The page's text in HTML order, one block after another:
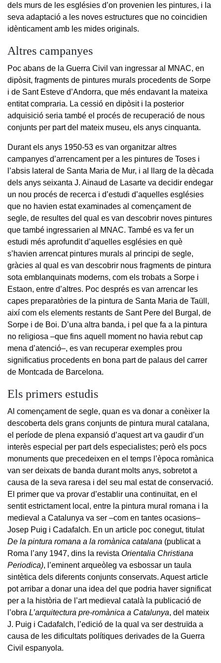
dels murs de les esglésies d’on provenien les pintures, i la
seva adaptació a les noves estructures que no coincidien
idènticament amb les mides originals.
Altres campanyes
Poc abans de la Guerra Civil van ingressar al MNAC, en
dipòsit, fragments de pintures murals procedents de Sorpe
i de Sant Esteve d’Andorra, que més endavant la mateixa
entitat compraria. La cessió en dipòsit i la posterior
adquisició seria també el procés de recuperació de nous
conjunts per part del mateix museu, els anys cinquanta.
Durant els anys 1950-53 es van organitzar altres
campanyes d’arrencament per a les pintures de Toses i
l’absis lateral de Santa Maria de Mur, i al llarg de la dècada
dels anys seixanta J. Ainaud de Lasarte va decidir endegar
un nou procés de recerca i d’estudi d’aquelles esglésies
que no havien estat examinades al començament de
segle, de resultes del qual es van descobrir noves pintures
que també ingressarien al MNAC. També es va fer un
estudi més aprofundit d’aquelles esglésies en què
s’havien arrencat pintures murals al principi de segle,
gràcies al qual es van descobrir nous fragments de pintura
sota emblanquinats moderns, com els trobats a Sorpe i
Estaon, entre d’altres. Poc després es van arrencar les
capes preparatòries de la pintura de Santa Maria de Taüll,
així com els elements restants de Sant Pere del Burgal, de
Sorpe i de Boi. D’una altra banda, i pel que fa a la pintura
no religiosa –que fins aquell moment no havia rebut cap
mena d’atenció–, es van recuperar exemples prou
significatius procedents en bona part de palaus del carrer
de Montcada de Barcelona.
Els primers estudis
Al començament de segle, quan es va donar a conèixer la
descoberta dels grans conjunts de pintura mural catalana,
el període de plena expansió d’aquest art va gaudir d’un
interès especial per part dels especialistes; però els pocs
monuments que precedeixen en el temps l’època romànica
van ser deixats de banda durant molts anys, sobretot a
causa de la seva raresa i del seu mal estat de conservació.
El primer que va provar d’establir una continuïtat, en el
sentit estrictament local, entre la pintura mural romana i la
medieval a Catalunya va ser –com en tantes ocasions–
Josep Puig i Cadafalch. En un article poc conegut, titulat
De la pintura romana a la romànica catalana (publicat a
Roma l’any 1947, dins la revista Orientalia Christiana
Periodica), l’eminent arqueòleg va esbossar un taula
sintètica dels diferents conjunts conservats. Aquest article
pot arribar a donar una idea del que podria haver significat
per a la història de l’art medieval català la publicació de
l’obra L’arquitectura pre-romànica a Catalunya, del mateix
J. Puig i Cadafalch, l’edició de la qual va ser destruïda a
causa de les dificultats polítiques derivades de la Guerra
Civil espanyola.